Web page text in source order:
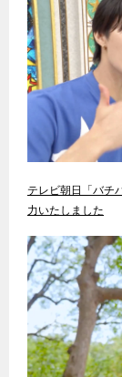
テレビ朝日「バチ
力いたしました